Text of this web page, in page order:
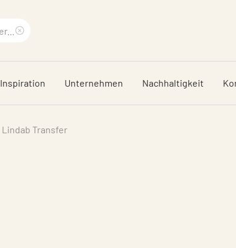
löschen
Inspiration Unternehmen Nachhaltigkeit
Lindab Transfer